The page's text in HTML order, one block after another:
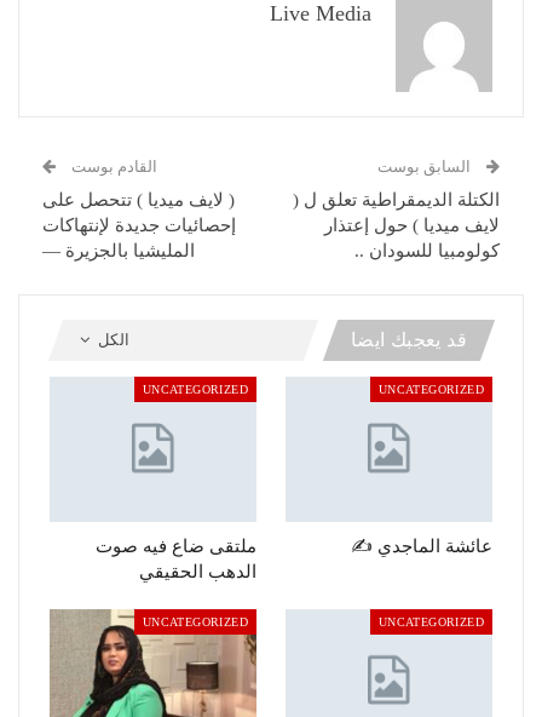
Live Media
السابق بوست
الكتلة الديمقراطية تعلق ل (
لايف ميديا ) حول إعتذار
كولومبيا للسودان ..
القادم بوست
( لايف ميديا ) تتحصل على
إحصائيات جديدة لإنتهاكات
المليشيا بالجزيرة —
الكل قد يعجبك ايضا
UNCATEGORIZED
عائشة الماجدي ✍️
UNCATEGORIZED
ملتقى ضاع فيه صوت
الدهب الحقيقي
UNCATEGORIZED
UNCATEGORIZED